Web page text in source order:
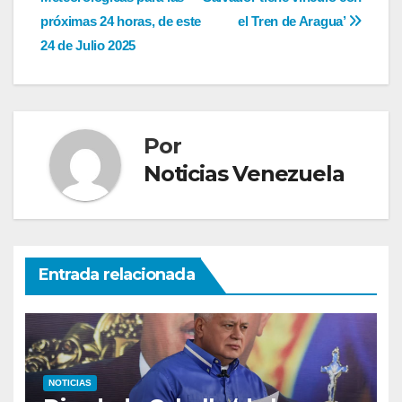
entradas
el Tren de Aragua’
próximas 24 horas, de este
24 de Julio 2025
Por
Noticias Venezuela
Entrada relacionada
NOTICIAS